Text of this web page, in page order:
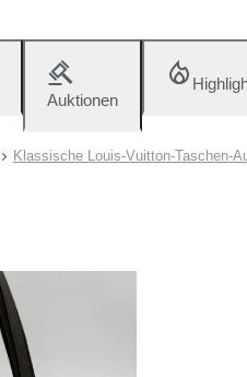
Auktionen
Klassische Louis-Vuitton-Taschen-